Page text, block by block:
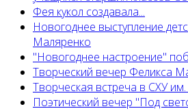
Фея кукол создавала...
Новогоднее выступление
Маляренко
"Новогоднее настроение"
Творческий вечер Феликса
Творческая встреча в СХУ
Поэтический вечер "Под